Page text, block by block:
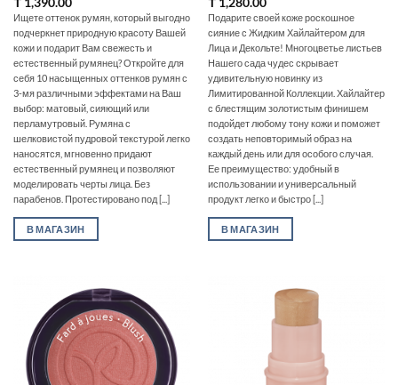
Ищете оттенок румян, который выгодно
подчеркнет природную красоту Вашей
кожи и подарит Вам свежесть и
естественный румянец? Откройте для
себя 10 насыщенных оттенков румян с
3-мя различными эффектами на Ваш
выбор: матовый, сияющий или
перламутровый. Румяна с
шелковистой пудровой текстурой легко
наносятся, мгновенно придают
естественный румянец и позволяют
моделировать черты лица. Без
парабенов. Протестировано под [...]
В МАГАЗИН
Подарите своей коже роскошное
сияние с Жидким Хайлайтером для
Лица и Декольте! Многоцветье листьев
Нашего сада чудес скрывает
удивительную новинку из
Лимитированной Коллекции. Хайлайтер
с блестящим золотистым финишем
подойдет любому тону кожи и поможет
создать неповторимый образ на
каждый день или для особого случая.
Ее преимущество: удобный в
использовании и универсальный
продукт легко и быстро [...]
В МАГАЗИН